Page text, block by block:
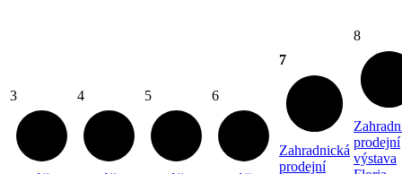
3 4 5 6
7
Zahradnická
prodejní
8
prodejní
výstava